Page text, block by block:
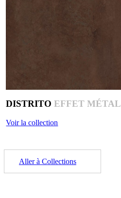
DISTRITOEFFET MÉTAL
Voir la collection
Aller à Collections